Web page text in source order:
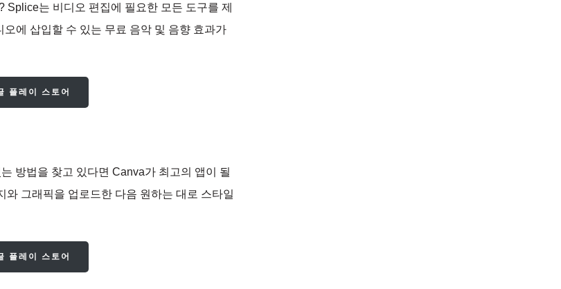
는 비디오 편집에 필요한 모든 도구를 제
에 삽입할 수 있는 무료 음악 및 음향 효과가
플레이 스토어
방법을 찾고 있다면 Canva가 최고의 앱이 될
그래픽을 업로드한 다음 원하는 대로 스타일
플레이 스토어